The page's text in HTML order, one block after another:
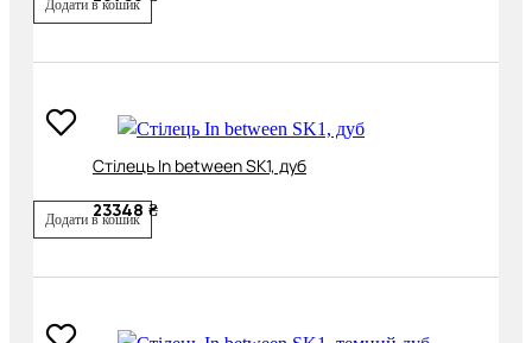
Додати в кошик
Cтілець In between SK1, дуб
23348 ₴
Додати в кошик